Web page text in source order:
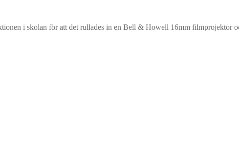
i skolan för att det rullades in en Bell & Howell 16mm filmprojektor